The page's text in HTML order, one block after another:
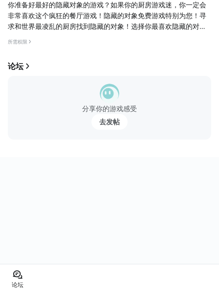
你准备好最好的隐藏对象的游戏？如果你的厨房游戏迷，你一定会
非常喜欢这个疯狂的餐厅游戏！隐藏的对象免费游戏特别为您！寻
求和世界最凌乱的厨房找到隐藏的对象！选择你最喜欢隐藏的对象
在是你的时间，光泽亮丽像一个明星！食品游戏免费为食的爱好
惊人的高清显卡 - 3D环境！
所需权限
论坛
分享你的游戏感受
去发帖
论坛